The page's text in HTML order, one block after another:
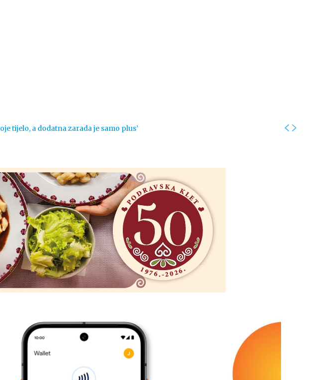
tijelo, a dodatna zarada je samo plus’